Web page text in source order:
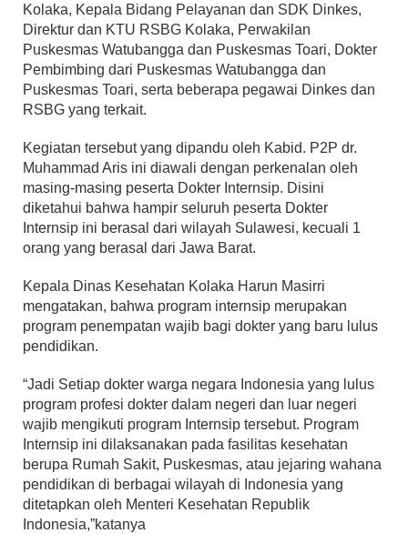
Kolaka, Kepala Bidang Pelayanan dan SDK Dinkes,
Direktur dan KTU RSBG Kolaka, Perwakilan
Puskesmas Watubangga dan Puskesmas Toari, Dokter
Pembimbing dari Puskesmas Watubangga dan
Puskesmas Toari, serta beberapa pegawai Dinkes dan
RSBG yang terkait.
Kegiatan tersebut yang dipandu oleh Kabid. P2P dr.
Muhammad Aris ini diawali dengan perkenalan oleh
masing-masing peserta Dokter Internsip. Disini
diketahui bahwa hampir seluruh peserta Dokter
Internsip ini berasal dari wilayah Sulawesi, kecuali 1
orang yang berasal dari Jawa Barat.
Kepala Dinas Kesehatan Kolaka Harun Masirri
mengatakan, bahwa program internsip merupakan
program penempatan wajib bagi dokter yang baru lulus
pendidikan.
“Jadi Setiap dokter warga negara Indonesia yang lulus
program profesi dokter dalam negeri dan luar negeri
wajib mengikuti program Internsip tersebut. Program
Internsip ini dilaksanakan pada fasilitas kesehatan
berupa Rumah Sakit, Puskesmas, atau jejaring wahana
pendidikan di berbagai wilayah di Indonesia yang
ditetapkan oleh Menteri Kesehatan Republik
Indonesia,”katanya